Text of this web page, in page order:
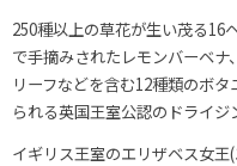
250種以上の草花が生い茂る16
で手摘みされたレモンバーベ
リーフなどを含む12種類のボタ
られる英国王室公認のドライジ
イギリス王室のエリザベス女